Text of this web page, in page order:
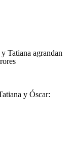
Tatiana agrandan
y Óscar: